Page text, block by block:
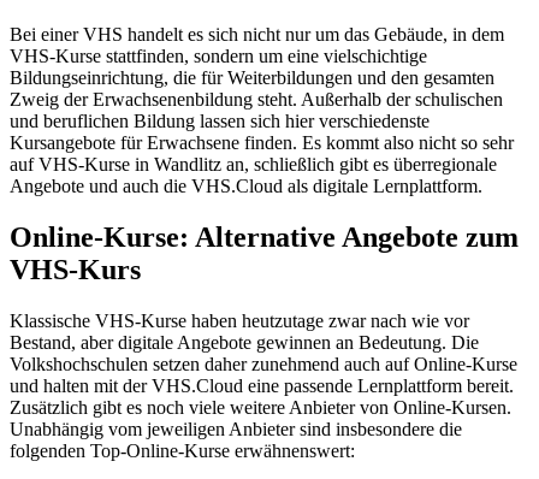
Bei einer VHS handelt es sich nicht nur um das Gebäude, in dem
VHS-Kurse stattfinden, sondern um eine vielschichtige
Bildungseinrichtung, die für Weiterbildungen und den gesamten
Zweig der Erwachsenenbildung steht. Außerhalb der schulischen
und beruflichen Bildung lassen sich hier verschiedenste
Kursangebote für Erwachsene finden. Es kommt also nicht so sehr
auf VHS-Kurse in Wandlitz an, schließlich gibt es überregionale
Angebote und auch die VHS.Cloud als digitale Lernplattform.
Online-Kurse: Alternative Angebote zum
VHS-Kurs
Klassische VHS-Kurse haben heutzutage zwar nach wie vor
Bestand, aber digitale Angebote gewinnen an Bedeutung. Die
Volkshochschulen setzen daher zunehmend auch auf Online-Kurse
und halten mit der VHS.Cloud eine passende Lernplattform bereit.
Zusätzlich gibt es noch viele weitere Anbieter von Online-Kursen.
Unabhängig vom jeweiligen Anbieter sind insbesondere die
folgenden Top-Online-Kurse erwähnenswert: